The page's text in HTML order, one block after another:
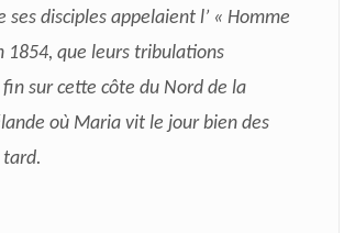
ses disciples appelaient l’ « Homme
1854, que leurs tribulations
sur cette côte du Nord de la
où Maria vit le jour bien des
tard.